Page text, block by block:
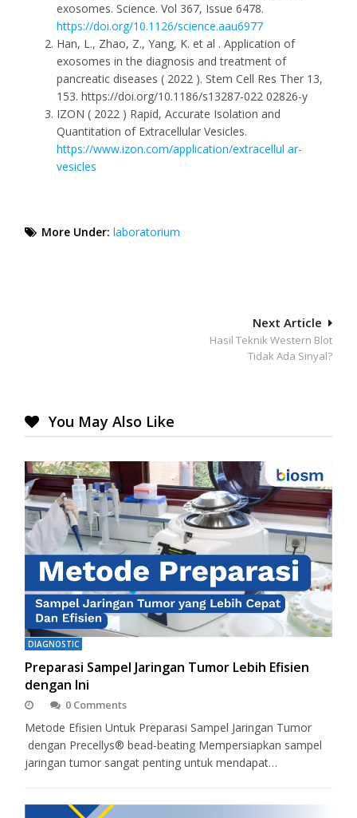
exosomes. Science. Vol 367, Issue 6478.
https://doi.org/10.1126/science.aau6977
Han, L., Zhao, Z., Yang, K. et al . Application of
exosomes in the diagnosis and treatment of
pancreatic diseases ( 2022 ). Stem Cell Res Ther 13,
153. https://doi.org/10.1186/s13287-022 02826-y
IZON ( 2022 ) Rapid, Accurate Isolation and
Quantitation of Extracellular Vesicles.
https://www.izon.com/application/extracellul ar-
vesicles
More Under: laboratorium
Next Article
Hasil Teknik Western Blot
Tidak Ada Sinyal?
You May Also Like
DIAGNOSTIC
Preparasi Sampel Jaringan Tumor Lebih Efisien
dengan Ini
0 Comments
Metode Efisien Untuk Preparasi Sampel Jaringan Tumor
dengan Precellys® bead-beating Mempersiapkan sampel
jaringan tumor sangat penting untuk mendapat…